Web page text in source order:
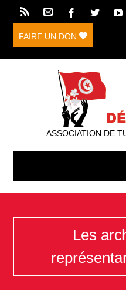
FAIRE UN DON
ASSOCIATION DE
Les